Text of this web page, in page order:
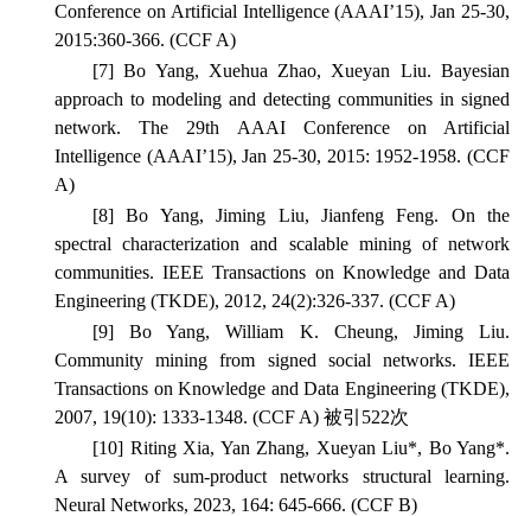
Conference on Artificial Intelligence(AAAI’15), Jan 25-30,
2015:360-366. (CCF A)
[7] Bo Yang, Xuehua Zhao, Xueyan Liu. Bayesian
approach to modeling and detecting communities in signed
network.The 29th AAAI Conference on Artificial
Intelligence (AAAI’15), Jan 25-30, 2015: 1952-1958. (CCF
A)
[8] Bo Yang, Jiming Liu, Jianfeng Feng. On the
spectral characterization and scalable mining of network
communities.IEEE Transactions on Knowledge and Data
Engineering (TKDE), 2012, 24(2):326-337. (CCF A)
[9] Bo Yang, William K. Cheung, Jiming Liu.
Community mining from signed social networks. IEEE
Transactions on Knowledge and Data Engineering(TKDE),
2007, 19(10): 1333-1348. (CCF A) 被引522次
[10] Riting Xia, Yan Zhang, Xueyan Liu*, Bo Yang*.
A survey of sum-product networks structural learning.
Neural Networks, 2023, 164: 645-666. (CCF B)